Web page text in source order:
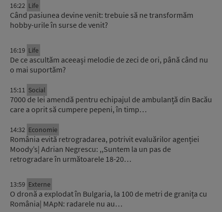
16:22 Life
Când pasiunea devine venit: trebuie să ne transformăm
hobby-urile în surse de venit?
16:19 Life
De ce ascultăm aceeași melodie de zeci de ori, până când nu
o mai suportăm?
15:11 Social
7000 de lei amendă pentru echipajul de ambulanță din Bacău
care a oprit să cumpere pepeni, în timp…
14:32 Economie
România evită retrogradarea, potrivit evaluărilor agenției
Moody’s| Adrian Negrescu: ,,Suntem la un pas de
retrogradare în următoarele 18-20…
13:59 Externe
O dronă a explodat în Bulgaria, la 100 de metri de granița cu
România| MApN: radarele nu au…